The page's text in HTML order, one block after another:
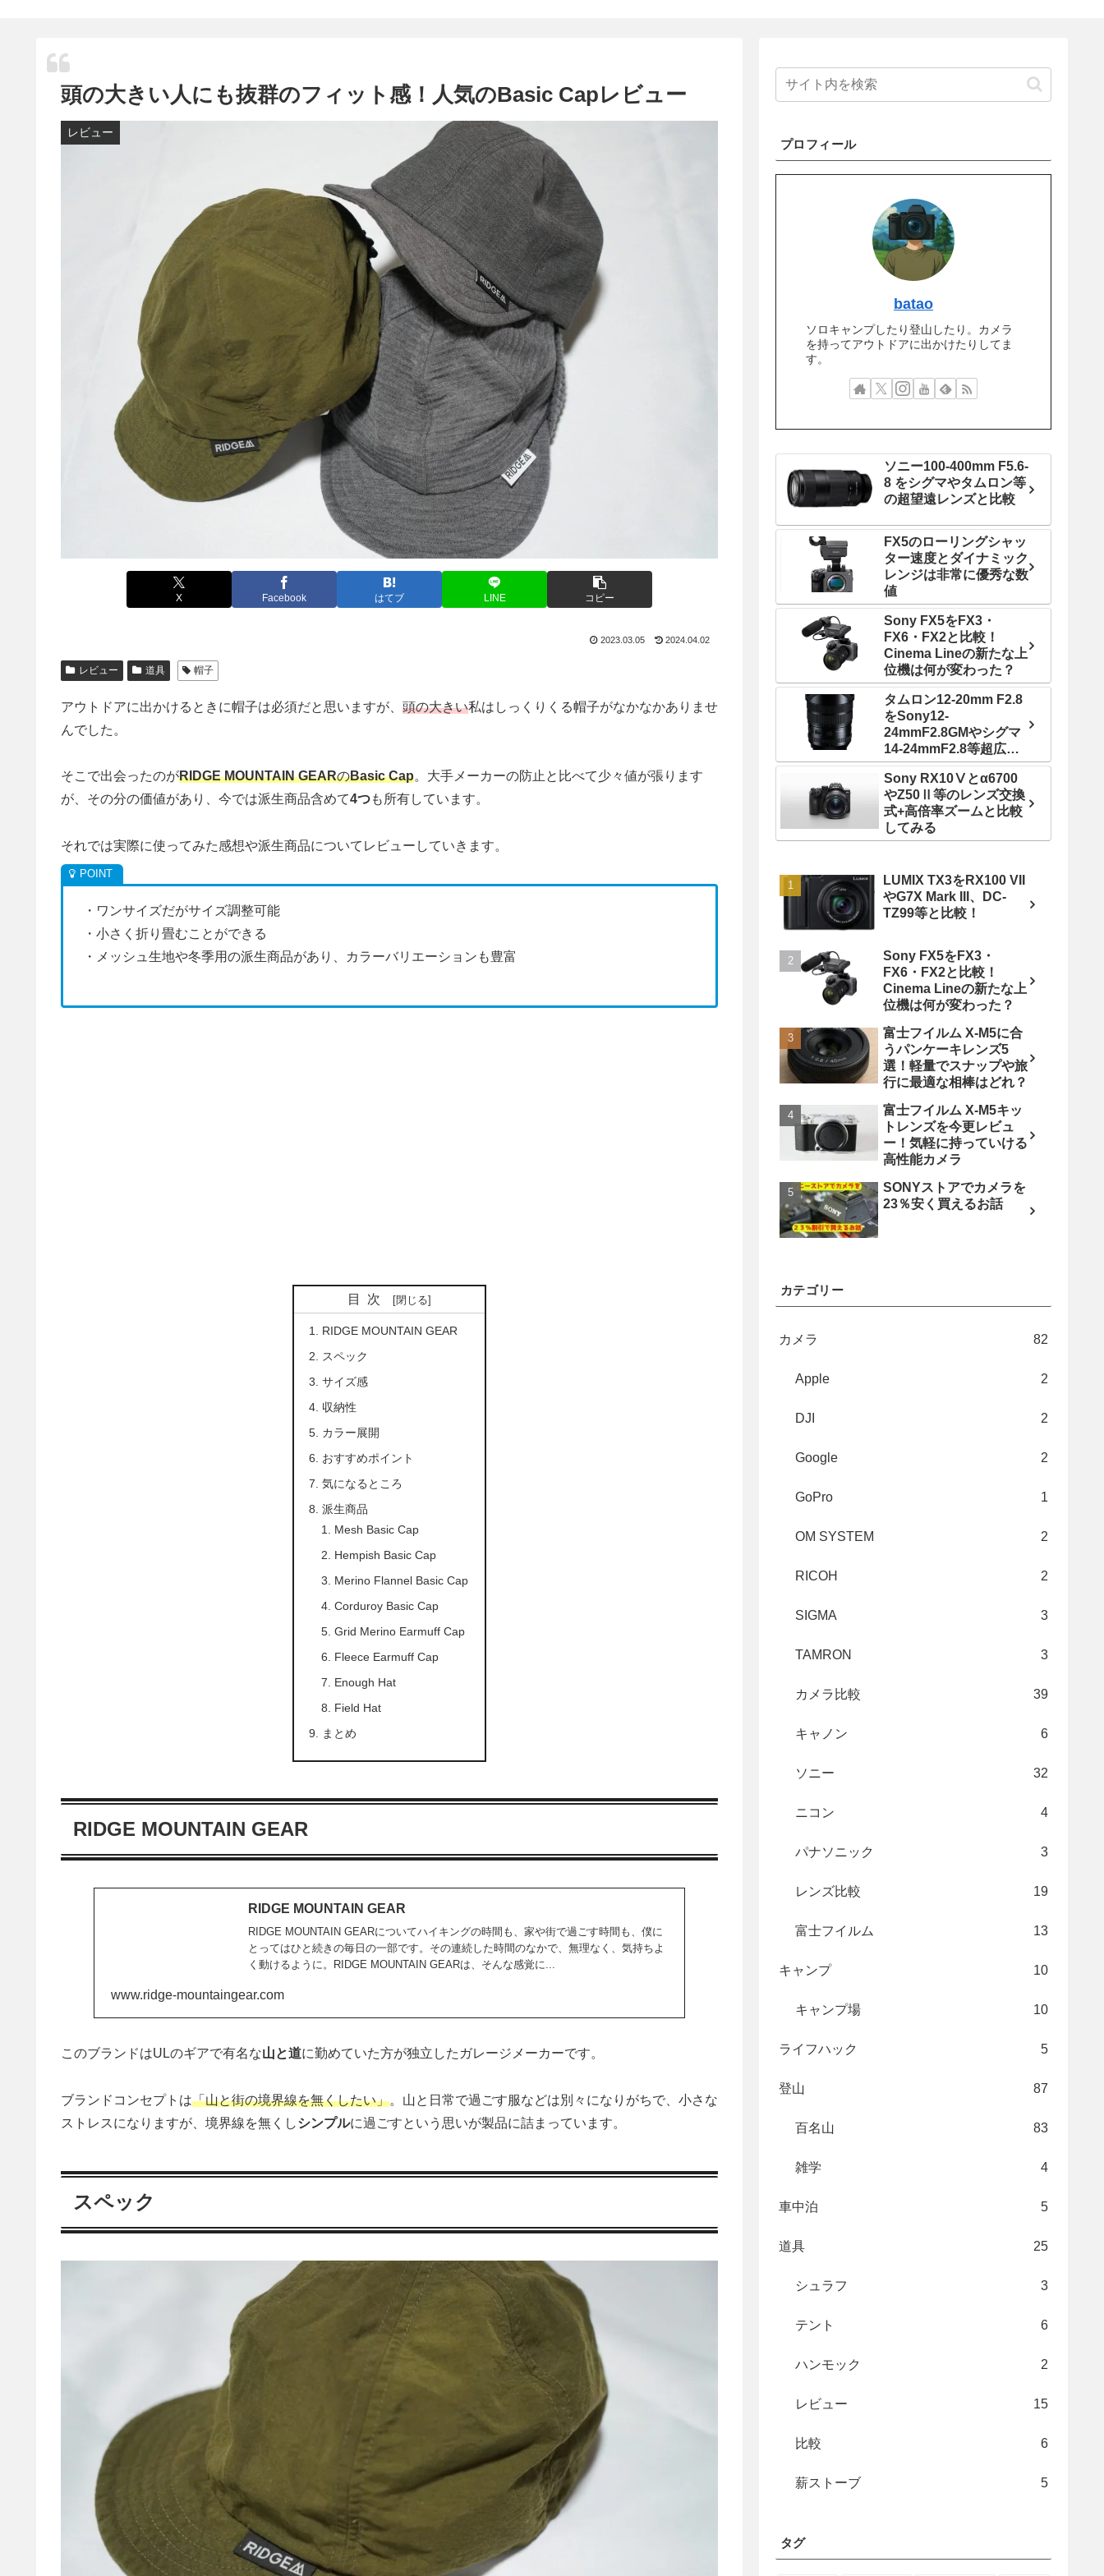
頭の大きい人にも抜群のフィット感！人気のBasic Capレビュー
レビュー
X Facebook はてブ LINE コピー
2023.03.05 2024.04.02
レビュー 道具 帽子
アウトドアに出かけるときに帽子は必須だと思いますが、 頭の大きい私はしっくりくる帽子がなかなかありませ
んでした。
そこで出会ったのがRIDGE MOUNTAIN GEARのBasic Cap。大手メーカーの防止と比べて少々値が張ります
が、その分の価値があり、今では派生商品含めて4つも所有しています。
それでは実際に使ってみた感想や派生商品についてレビューしていきます。
・ワンサイズだがサイズ調整可能
・小さく折り畳むことができる
・メッシュ生地や冬季用の派生商品があり、カラーバリエーションも豊富
目次
RIDGE MOUNTAIN GEAR
スペック
サイズ感
収納性
カラー展開
おすすめポイント
気になるところ
派生商品
Mesh Basic Cap
Hempish Basic Cap
Merino Flannel Basic Cap
Corduroy Basic Cap
Grid Merino Earmuff Cap
Fleece Earmuff Cap
Enough Hat
Field Hat
まとめ
RIDGE MOUNTAIN GEAR
RIDGE MOUNTAIN GEAR
RIDGE MOUNTAIN GEARについてハイキングの時間も、家や街で過ごす時間も、僕に
とってはひと続きの毎日の一部です。その連続した時間のなかで、無理なく、気持ちよ
く動けるように。RIDGE MOUNTAIN GEARは、そんな感覚に...
www.ridge-mountaingear.com
このブランドはULのギアで有名な山と道に勤めていた方が独立したガレージメーカーです。
ブランドコンセプトは「山と街の境界線を無くしたい」。山と日常で過ごす服などは別々になりがちで、小さな
ストレスになりますが、境界線を無くしシンプルに過ごすという思いが製品に詰まっています。
スペック
プロフィール
batao
ソロキャンプしたり登山したり。カメラ
を持ってアウトドアに出かけたりしてま
す。
ソニー100-400mm F5.6-
8 をシグマやタムロン等
の超望遠レンズと比較
FX5のローリングシャッ
ター速度とダイナミック
レンジは非常に優秀な数
値
Sony FX5をFX3・
FX6・FX2と比較！
Cinema Lineの新たな上
位機は何が変わった？
タムロン12-20mm F2.8
をSony12-
24mmF2.8GMやシグマ
14-24mmF2.8等超広角
ズームレンズと比較！
Sony RX10Ⅴとα6700
やZ50Ⅱ等のレンズ交換
式+高倍率ズームと比較
してみる
LUMIX TX3をRX100 VII
やG7X Mark III、DC-
TZ99等と比較！
Sony FX5をFX3・
FX6・FX2と比較！
Cinema Lineの新たな上
位機は何が変わった？
富士フイルム X-M5に合
うパンケーキレンズ5
選！軽量でスナップや旅
行に最適な相棒はどれ？
富士フイルム X-M5キッ
トレンズを今更レビュ
ー！気軽に持っていける
高性能カメラ
SONYストアでカメラを
23％安く買えるお話
カテゴリー
カメラ 82
Apple 2
DJI 2
Google 2
GoPro 1
OM SYSTEM 2
RICOH 2
SIGMA 3
TAMRON 3
カメラ比較 39
キャノン 6
ソニー 32
ニコン 4
パナソニック 3
レンズ比較 19
富士フイルム 13
キャンプ 10
キャンプ場 10
ライフハック 5
登山 87
百名山 83
雑学 4
車中泊 5
道具 25
シュラフ 3
テント 6
ハンモック 2
レビュー 15
比較 6
薪ストーブ 5
タグ